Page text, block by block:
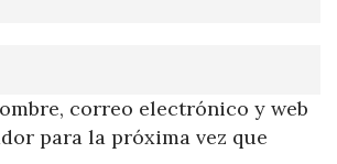
correo electrónico y web
para la próxima vez que